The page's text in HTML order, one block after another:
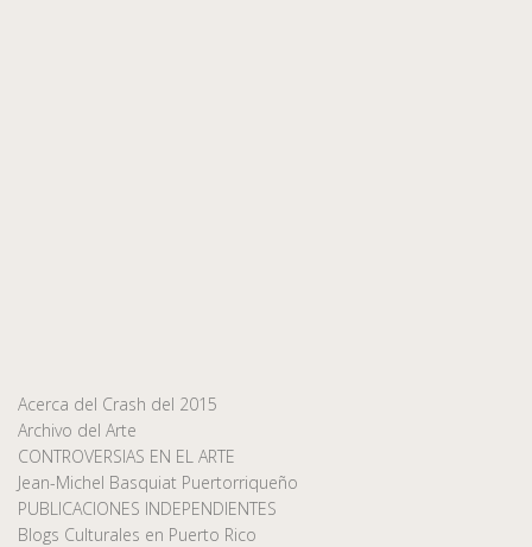
Acerca del Crash del 2015
Archivo del Arte
CONTROVERSIAS EN EL ARTE
Jean-Michel Basquiat Puertorriqueño
PUBLICACIONES INDEPENDIENTES
Blogs Culturales en Puerto Rico